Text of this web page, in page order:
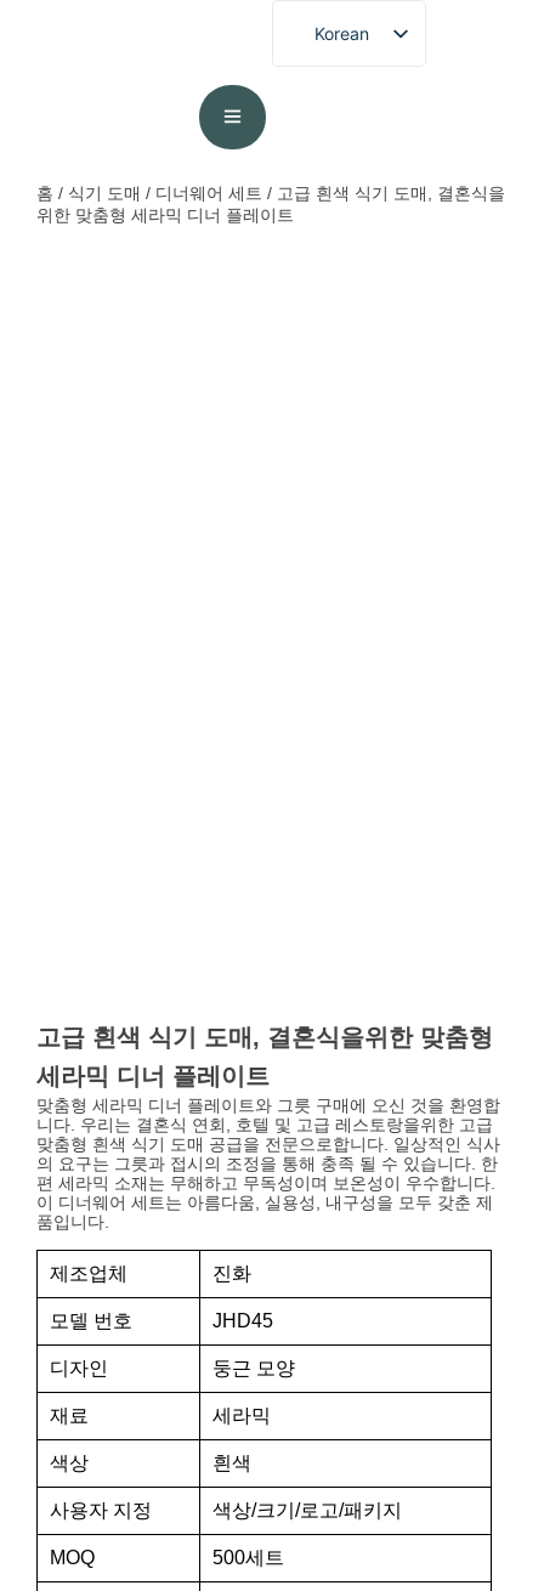
Korean
English
Spanish
홈 / 식기 도매 / 디너웨어 세트 / 고급 흰색 식기 도매, 결혼식을
위한 맞춤형 세라믹 디너 플레이트
고급 흰색 식기 도매, 결혼식을위한 맞춤형
세라믹 디너 플레이트
맞춤형 세라믹 디너 플레이트와 그릇 구매에 오신 것을 환영합
니다. 우리는 결혼식 연회, 호텔 및 고급 레스토랑을위한 고급
맞춤형 흰색 식기 도매 공급을 전문으로합니다. 일상적인 식사
의 요구는 그릇과 접시의 조정을 통해 충족 될 수 있습니다. 한
편 세라믹 소재는 무해하고 무독성이며 보온성이 우수합니다.
이 디너웨어 세트는 아름다움, 실용성, 내구성을 모두 갖춘 제
품입니다.
제조업체 진화
모델 번호 JHD45
디자인 둥근 모양
재료 세라믹
색상 흰색
사용자 지정 색상/크기/로고/패키지
MOQ 500세트